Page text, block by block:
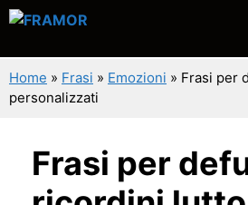
Vai
contenuto
Home » Frasi » Emozioni » Frasi per
personalizzati
Frasi per